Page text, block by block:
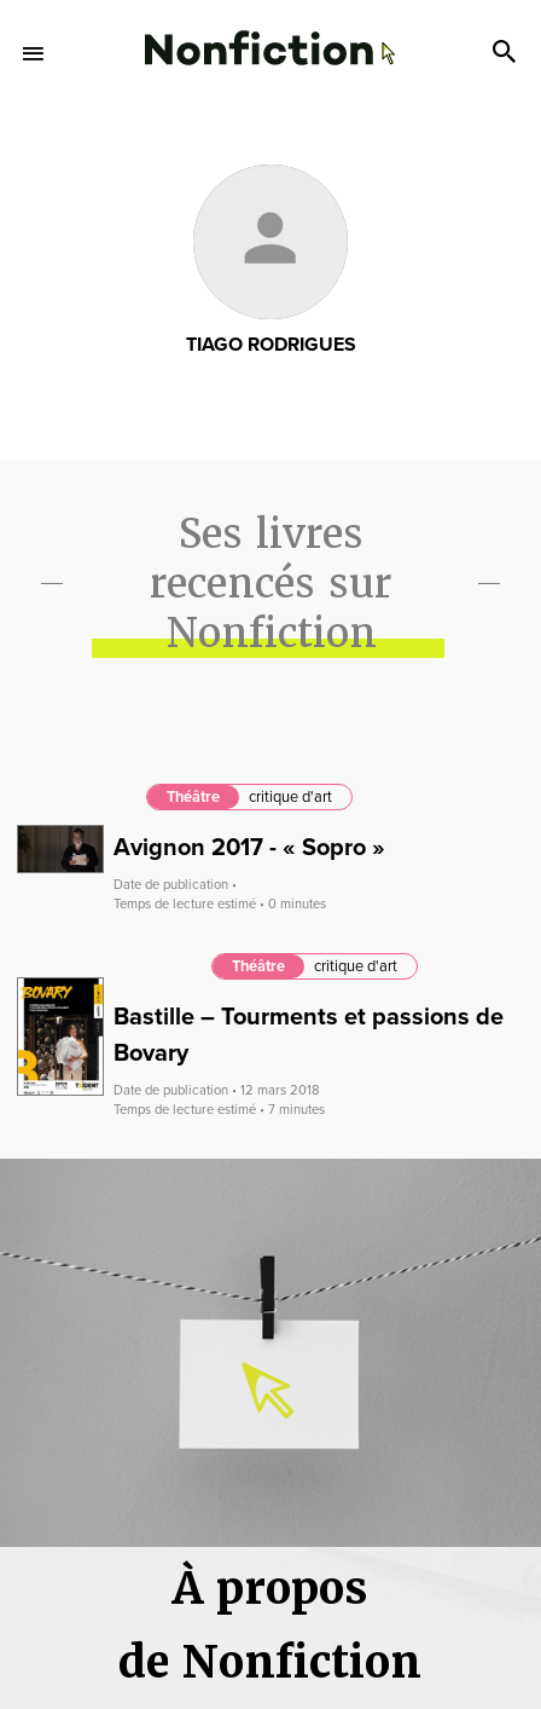
TIAGO RODRIGUES
Ses livres
recencés sur
Nonfiction
Théâtre critique d'art
Avignon 2017 - « Sopro »
Date de publication •
Temps de lecture estimé • 0 minutes
Théâtre critique d'art
Bastille – Tourments et passions de
Bovary
Date de publication • 12 mars 2018
Temps de lecture estimé • 7 minutes
À propos
de Nonfiction